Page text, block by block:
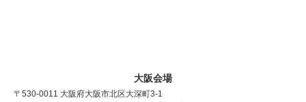
大阪会場
〒530-0011 大阪府大阪市北区大深町3-1